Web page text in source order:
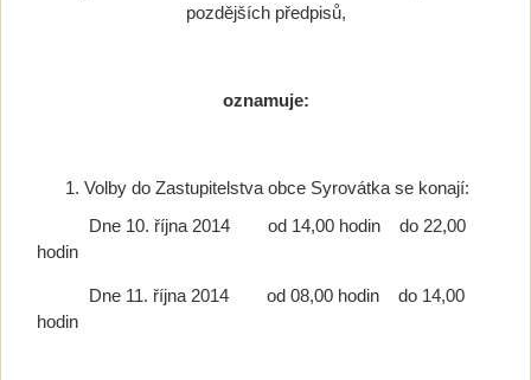
pozdějších předpisů,
oznamuje:
Volby do Zastupitelstva obce Syrovátka se konají:
Dne 10. října 2014 od 14,00 hodin do 22,00
hodin
Dne 11. října 2014 od 08,00 hodin do 14,00
hodin